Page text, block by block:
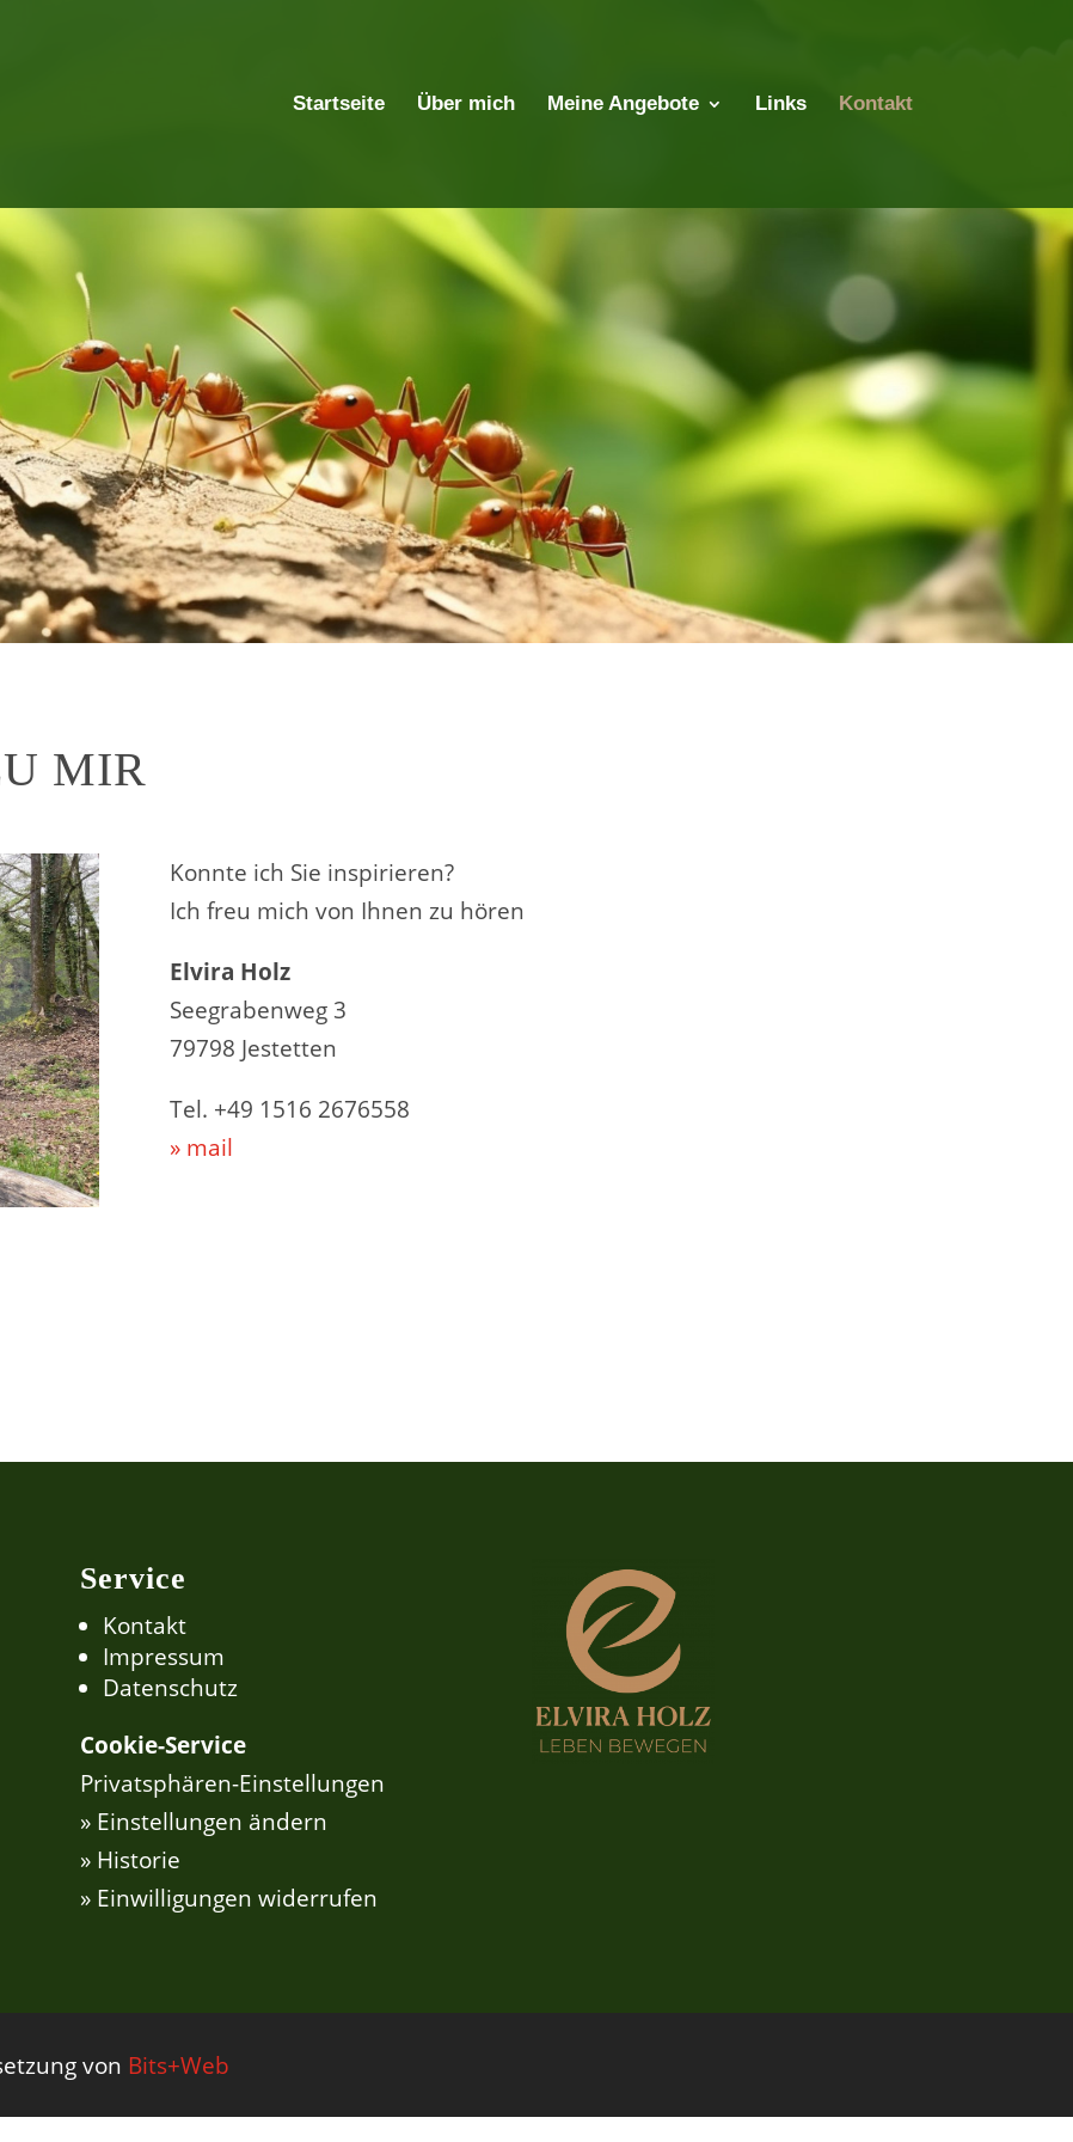
Startseite Über mich Meine Angebote Links Kontakt
MIR
Konnte ich Sie inspirieren?
Ich freu mich von Ihnen zu hören
Elvira Holz
Seegrabenweg 3
79798 Jestetten
Tel. +49 1516 2676558
» mail
Service
Kontakt
Impressum
Datenschutz
Cookie-Service
Privatsphären-Einstellungen
» Einstellungen ändern
» Historie
» Einwilligungen widerrufen
von Bits+Web